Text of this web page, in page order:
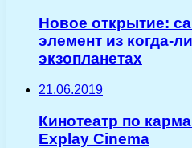
Новое открытие:
элемент из когда-
экзопланетах
21.06.2019
Кинотеатр по
Explay Cinema